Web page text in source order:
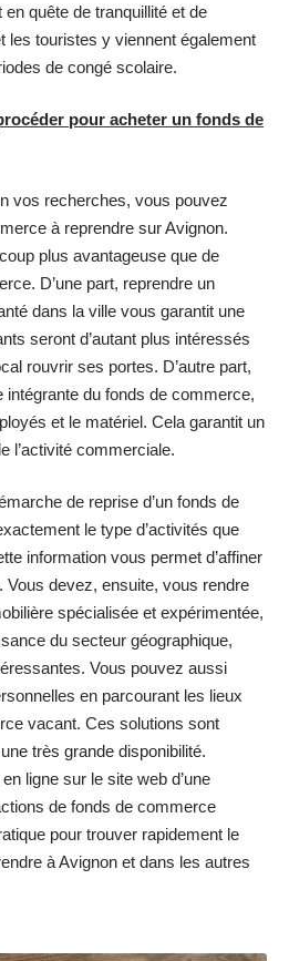
quête de tranquillité et de
les touristes y viennent également
de congé scolaire.
pour acheter un fonds de
vos recherches, vous pouvez
à reprendre sur Avignon.
plus avantageuse que de
D’une part, reprendre un
dans la ville vous garantit une
seront d’autant plus intéressés
rouvrir ses portes. D’autre part,
intégrante du fonds de commerce,
et le matériel. Cela garantit un
l’activité commerciale.
de reprise d’un fonds de
le type d’activités que
information vous permet d’affiner
devez, ensuite, vous rendre
spécialisée et expérimentée,
du secteur géographique,
Vous pouvez aussi
en parcourant les lieux
vacant. Ces solutions sont
très grande disponibilité.
ligne sur le site web d’une
de fonds de commerce
pour trouver rapidement le
à Avignon et dans les autres